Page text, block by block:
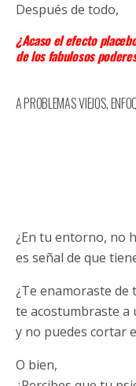
Después de todo,
¿Acaso el efecto
de los fabulosos
A PROBLEMAS VIEJOS,
¿En tu entorno, no
es señal de que
¿Te enamoraste de
te acostumbraste a
y no puedes cortar
O bien,